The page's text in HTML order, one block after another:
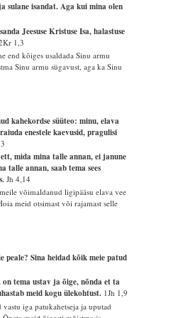
sulane isandat. Aga kui mina olen
Jeesuse Kristuse Isa, halastuse
1,3
end kõiges usaldada Sinu armu
Sinu armu sügavust, aga ka Sinu
kahekordse süüteo: minu, elava
enestele kaevusid, pragulisi
mida mina talle annan, ei janune
talle annan, saab tema sees
Jh 4,14
võimaldanud ligipääsu elava vee
meid otsimast või rajamast selle
peale? Sina heidad kõik meie patud
tema ustav ja õige, nõnda et ta
meid kogu ülekohtust. 1Jh 1,9
iga patukahetseja ja uputad